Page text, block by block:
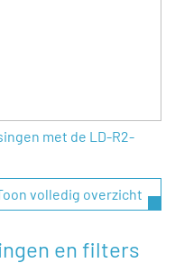
met de LD-R2-
volledig overzicht
en filters